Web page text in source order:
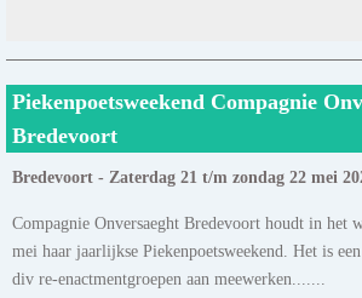
Piekenpoetsweekend Compagnie
Bredevoort
Bredevoort - Zaterdag 21 t/m zondag 22 mei
Compagnie Onversaeght Bredevoort houdt in het
mei haar jaarlijkse Piekenpoetsweekend. Het is
div re-enactmentgroepen aan meewerken.......